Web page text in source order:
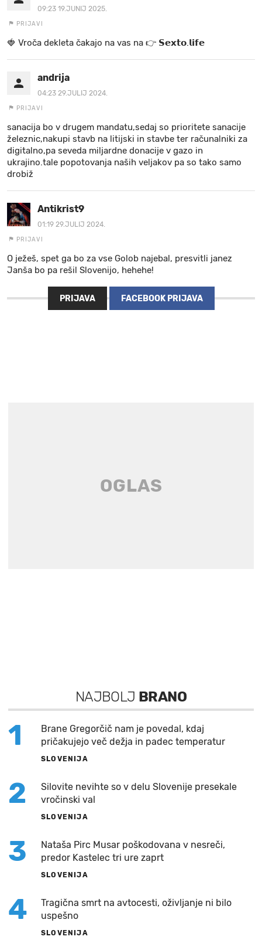
09:23 19.JUNIJ 2025.
PRIJAVI
🍓 V r o č a d e k l e t a ča k a jo na va s n a 👉 𝗦𝗲𝘅𝘁𝗼.𝗹𝗶𝗳𝗲
andrija
04:23 29.JULIJ 2024.
PRIJAVI
sanacija bo v drugem mandatu,sedaj so prioritete sanacije
železnic,nakupi stavb na litijski in stavbe ter računalniki za
digitalno,pa seveda miljardne donacije v gazo in
ukrajino.tale popotovanja naših veljakov pa so tako samo
drobiž
Antikrist9
01:19 29.JULIJ 2024.
PRIJAVI
O ježeš, spet ga bo za vse Golob najebal, presvitli janez
Janša bo pa rešil Slovenijo, hehehe!
PRIJAVA FACEBOOK PRIJAVA
NAJBOLJ BRANO
1
Brane Gregorčič nam je povedal, kdaj
pričakujejo več dežja in padec temperatur
SLOVENIJA
2
Silovite nevihte so v delu Slovenije presekale
vročinski val
SLOVENIJA
3
Nataša Pirc Musar poškodovana v nesreči,
predor Kastelec tri ure zaprt
SLOVENIJA
4
Tragična smrt na avtocesti, oživljanje ni bilo
uspešno
SLOVENIJA